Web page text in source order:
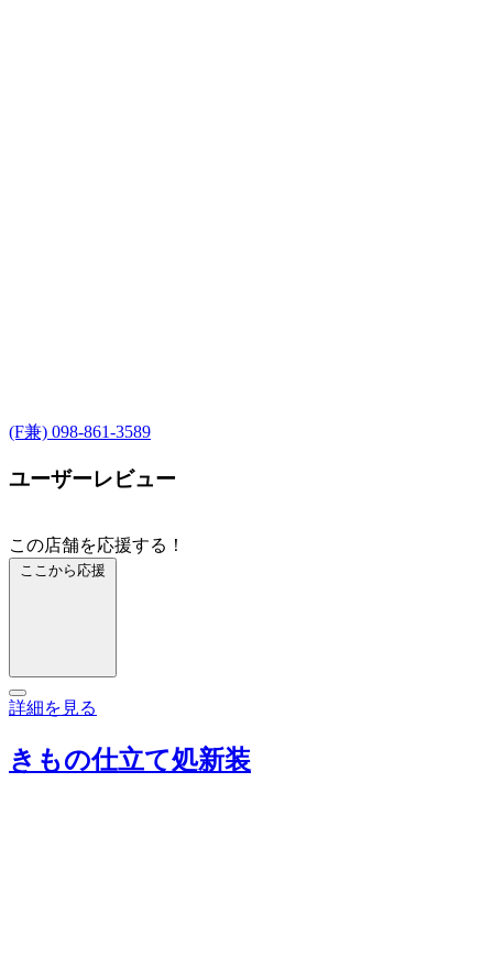
(F兼) 098-861-3589
ユーザーレビュー
この店舗を応援する！
ここから応援
詳細を見る
きもの仕立て処新装